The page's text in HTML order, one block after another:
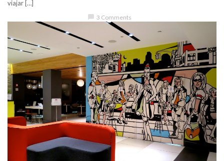
viajar […]
3 Comments